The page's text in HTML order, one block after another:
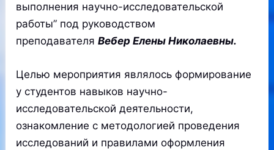
выполнения научно-исследовательской
работы” под руководством
преподавателяВебер Елены Николаевны.
Целью мероприятия являлось формирование
у студентов навыков научно-
исследовательской деятельности,
ознакомление с методологией проведения
исследований и правилами оформления